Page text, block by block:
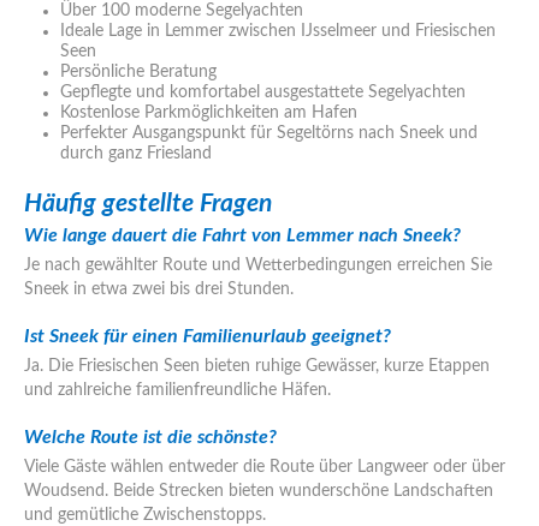
Über 100 moderne Segelyachten
Ideale Lage in Lemmer zwischen IJsselmeer und Friesischen
Seen
Persönliche Beratung
Gepflegte und komfortabel ausgestattete Segelyachten
Kostenlose Parkmöglichkeiten am Hafen
Perfekter Ausgangspunkt für Segeltörns nach Sneek und
durch ganz Friesland
Häufig gestellte Fragen
Wie lange dauert die Fahrt von Lemmer nach Sneek?
Je nach gewählter Route und Wetterbedingungen erreichen Sie
Sneek in etwa zwei bis drei Stunden.
Ist Sneek für einen Familienurlaub geeignet?
Ja. Die Friesischen Seen bieten ruhige Gewässer, kurze Etappen
und zahlreiche familienfreundliche Häfen.
Welche Route ist die schönste?
Viele Gäste wählen entweder die Route über Langweer oder über
Woudsend. Beide Strecken bieten wunderschöne Landschaften
und gemütliche Zwischenstopps.